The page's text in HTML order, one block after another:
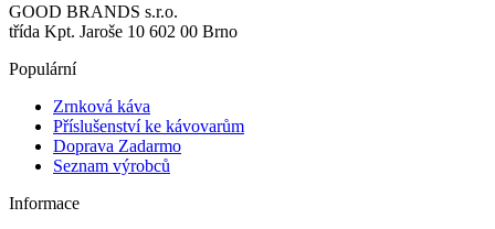
GOOD BRANDS s.r.o.
třída Kpt. Jaroše 10 602 00 Brno
Populární
Zrnková káva
Příslušenství ke kávovarům
Doprava Zadarmo
Seznam výrobců
Informace